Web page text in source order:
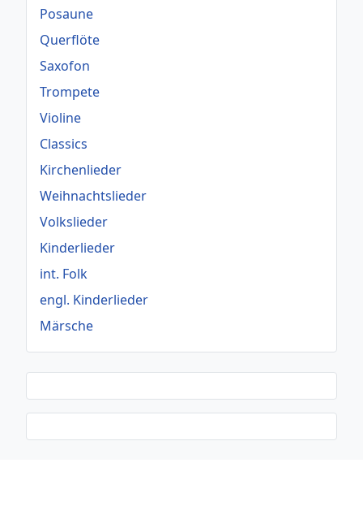
Posaune
Querflöte
Saxofon
Trompete
Violine
Classics
Kirchenlieder
Weihnachtslieder
Volkslieder
Kinderlieder
int. Folk
engl. Kinderlieder
Märsche